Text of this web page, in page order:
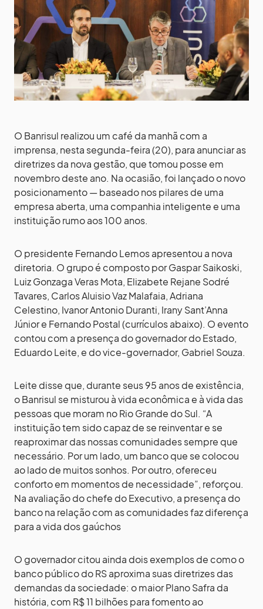
O Banrisul realizou um café da manhã com a
imprensa, nesta segunda-feira (20), para anunciar as
diretrizes da nova gestão, que tomou posse em
novembro deste ano. Na ocasião, foi lançado o novo
posicionamento — baseado nos pilares de uma
empresa aberta, uma companhia inteligente e uma
instituição rumo aos 100 anos.
O presidente Fernando Lemos apresentou a nova
diretoria. O grupo é composto por Gaspar Saikoski,
Luiz Gonzaga Veras Mota, Elizabete Rejane Sodré
Tavares, Carlos Aluisio Vaz Malafaia, Adriana
Celestino, Ivanor Antonio Duranti, Irany Sant’Anna
Júnior e Fernando Postal (currículos abaixo). O evento
contou com a presença do governador do Estado,
Eduardo Leite, e do vice-governador, Gabriel Souza.
Leite disse que, durante seus 95 anos de existência,
o Banrisul se misturou à vida econômica e à vida das
pessoas que moram no Rio Grande do Sul. “A
instituição tem sido capaz de se reinventar e se
reaproximar das nossas comunidades sempre que
necessário. Por um lado, um banco que se colocou
ao lado de muitos sonhos. Por outro, ofereceu
conforto em momentos de necessidade”, reforçou.
Na avaliação do chefe do Executivo, a presença do
banco na relação com as comunidades faz diferença
para a vida dos gaúchos
O governador citou ainda dois exemplos de como o
banco público do RS aproxima suas diretrizes das
demandas da sociedade: o maior Plano Safra da
história, com R$ 11 bilhões para fomento ao